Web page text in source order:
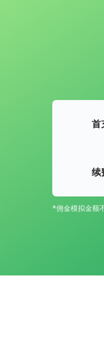
首
续
*佣金模拟金额